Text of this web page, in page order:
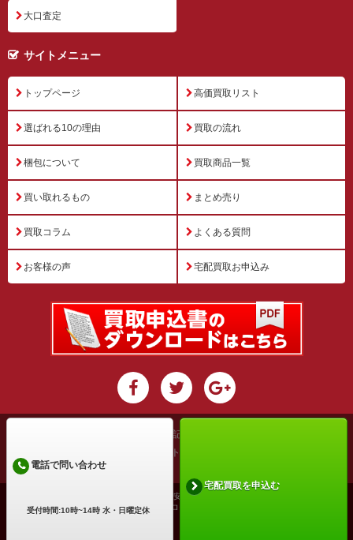
大口査定
サイトメニュー
トップページ 高価買取リスト
選ばれる10の理由 買取の流れ
梱包について 買取商品一覧
買い取れるもの まとめ売り
買取コラム よくある質問
お客様の声 宅配買取お申込み
特定商取引法に基づく表記
サイトマップ
古物商許可証番号: 兵庫県公安委員会 第631531400002号
Copyright ©2026 買取アローズ All Rights Reserved.
電話で問い合わせ
受付時間:10時~14時 水・日曜定休
宅配買取を申込む